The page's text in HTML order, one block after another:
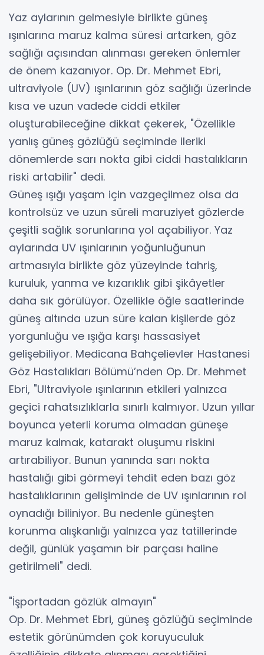
Yaz aylarının gelmesiyle birlikte güneş
ışınlarına maruz kalma süresi artarken, göz
sağlığı açısından alınması gereken önlemler
de önem kazanıyor. Op. Dr. Mehmet Ebri,
ultraviyole (UV) ışınlarının göz sağlığı üzerinde
kısa ve uzun vadede ciddi etkiler
oluşturabileceğine dikkat çekerek, "Özellikle
yanlış güneş gözlüğü seçiminde ileriki
dönemlerde sarı nokta gibi ciddi hastalıkların
riski artabilir" dedi.
Güneş ışığı yaşam için vazgeçilmez olsa da
kontrolsüz ve uzun süreli maruziyet gözlerde
çeşitli sağlık sorunlarına yol açabiliyor. Yaz
aylarında UV ışınlarının yoğunluğunun
artmasıyla birlikte göz yüzeyinde tahriş,
kuruluk, yanma ve kızarıklık gibi şikâyetler
daha sık görülüyor. Özellikle öğle saatlerinde
güneş altında uzun süre kalan kişilerde göz
yorgunluğu ve ışığa karşı hassasiyet
gelişebiliyor. Medicana Bahçelievler Hastanesi
Göz Hastalıkları Bölümü’nden Op. Dr. Mehmet
Ebri, "Ultraviyole ışınlarının etkileri yalnızca
geçici rahatsızlıklarla sınırlı kalmıyor. Uzun yıllar
boyunca yeterli koruma olmadan güneşe
maruz kalmak, katarakt oluşumu riskini
artırabiliyor. Bunun yanında sarı nokta
hastalığı gibi görmeyi tehdit eden bazı göz
hastalıklarının gelişiminde de UV ışınlarının rol
oynadığı biliniyor. Bu nedenle güneşten
korunma alışkanlığı yalnızca yaz tatillerinde
değil, günlük yaşamın bir parçası haline
getirilmeli" dedi.
"İşportadan gözlük almayın"
Op. Dr. Mehmet Ebri, güneş gözlüğü seçiminde
estetik görünümden çok koruyuculuk